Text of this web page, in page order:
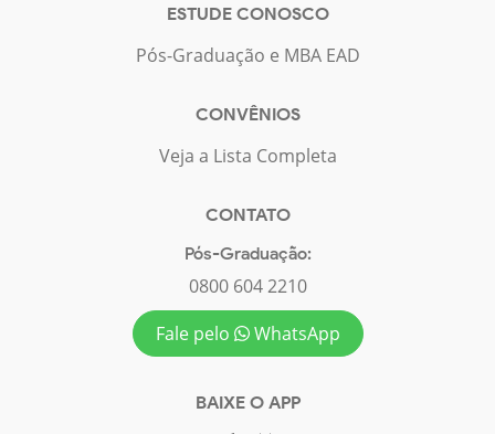
ESTUDE CONOSCO
Pós-Graduação e MBA EAD
CONVÊNIOS
Veja a Lista Completa
CONTATO
Pós-Graduação:
0800 604 2210
Fale pelo
WhatsApp
BAIXE O APP